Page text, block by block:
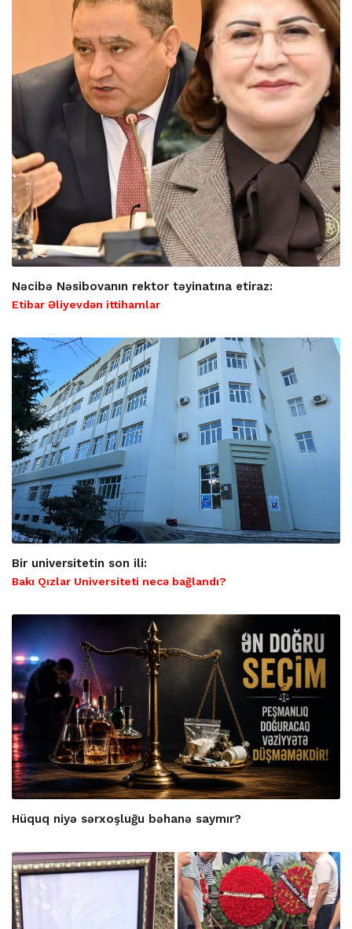
Nəcibə Nəsibovanın rektor təyinatına etiraz:
Etibar Əliyevdən ittihamlar
Bir universitetin son ili:
Bakı Qızlar Universiteti necə bağlandı?
Hüquq niyə sərxoşluğu bəhanə saymır?